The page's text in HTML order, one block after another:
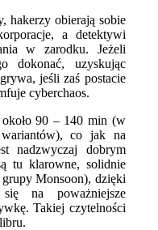
hakerzy obierają sobie
a detektywi
w zarodku. Jeżeli
dokonać, uzyskując
jeśli zaś postacie
cyberchaos.
90 – 140 min (w
co jak na
nadzwyczaj dobrym
tu klarowne, solidnie
grupy Monsoon), dzięki
na poważniejsze
Takiej czytelności